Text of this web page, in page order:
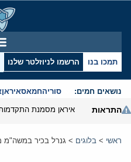
תמכו בנו הרשמו לניוזלטר שלנו
נושאים חמים: סוריהחמאסאיראן
התראות
ראשי > בלוגים > גנרל בכיר במשה"מ